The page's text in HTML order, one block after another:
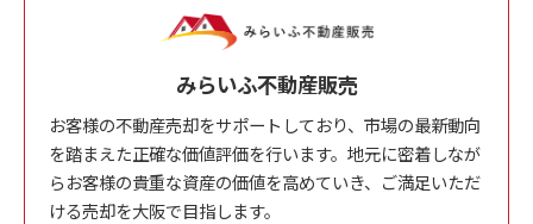
みらいふ不動産販売
お客様の不動産売却をサポートしており、市場の最新動向
を踏まえた正確な価値評価を行います。地元に密着しなが
らお客様の貴重な資産の価値を高めていき、ご満足いただ
ける売却を大阪で目指します。